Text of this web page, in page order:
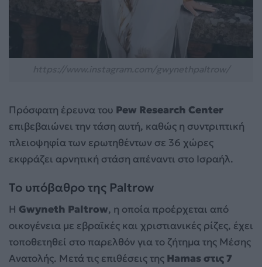
Πρόσφατη έρευνα του Pew Research Center
επιβεβαιώνει την τάση αυτή, καθώς η συντριπτική
πλειοψηφία των ερωτηθέντων σε 36 χώρες
εκφράζει αρνητική στάση απέναντι στο Ισραήλ.
Το υπόβαθρο της Paltrow
Η Gwyneth Paltrow, η οποία προέρχεται από
οικογένεια με εβραϊκές και χριστιανικές ρίζες, έχει
τοποθετηθεί στο παρελθόν για το ζήτημα της Μέσης
Ανατολής. Μετά τις επιθέσεις της Hamas στις 7